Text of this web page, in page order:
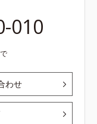
010
わせ